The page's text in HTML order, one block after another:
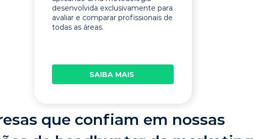
desenvolvida exclusivamente para
avaliar e comparar profissionais de
todas as áreas.
SAIBA MAIS
que confiam em nossas